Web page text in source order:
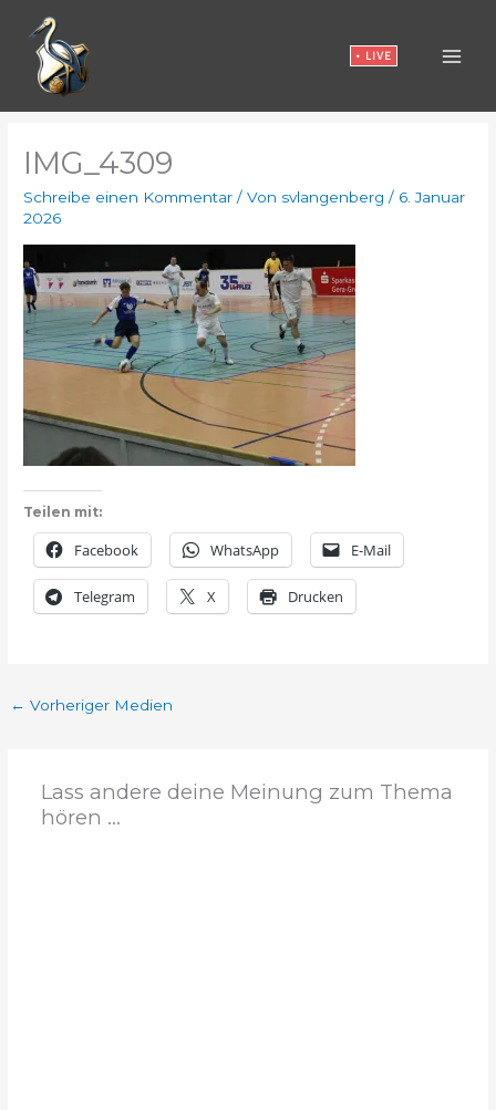
Inhalt
springen
• LIVE
IMG_4309
Schreibe einen Kommentar / Von svlangenberg/ 6. Januar
2026
Teilen mit:
Facebook WhatsApp E-Mail
Telegram X Drucken
← Vorheriger Medien
Lass andere deine Meinung zum Thema
hören ...